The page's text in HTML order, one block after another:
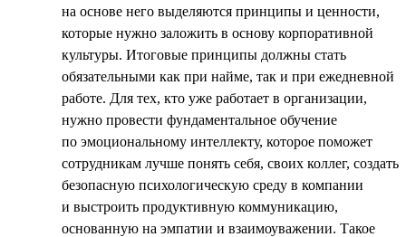
на основе него выделяются принципы и ценности,
которые нужно заложить в основу корпоративной
культуры. Итоговые принципы должны стать
обязательными как при найме, так и при ежедневной
работе. Для тех, кто уже работает в организации,
нужно провести фундаментальное обучение
по эмоциональному интеллекту, которое поможет
сотрудникам лучше понять себя, своих коллег, создать
безопасную психологическую среду в компании
и выстроить продуктивную коммуникацию,
основанную на эмпатии и взаимоуважении. Такое